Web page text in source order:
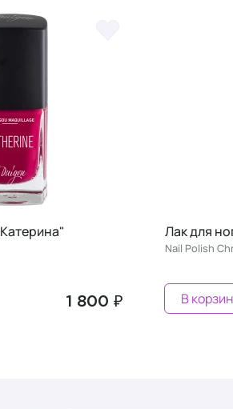
ногтей "'Кристина"
Christine
1 800 ₽